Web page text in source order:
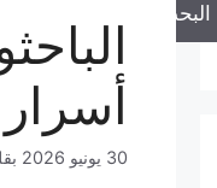
30 يونيو 2026
البحث